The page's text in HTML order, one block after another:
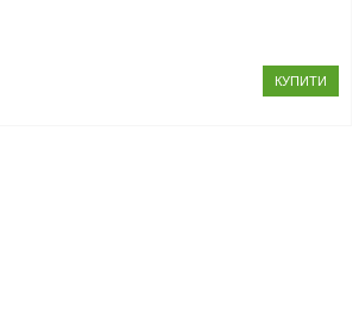
КУПИТИ